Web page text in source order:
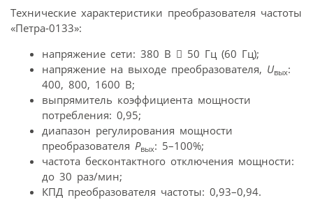
Технические характеристики преобразователя частоты
«Петра‑0133»:
напряжение сети: 380 В  50 Гц (60 Гц);
напряжение на выходе преобразователя, Uвых:
400, 800, 1600 В;
выпрямитель коэффициента мощности
потребления: 0,95;
диапазон регулирования мощности
преобразователя Pвых: 5–100%;
частота бесконтактного отключения мощности:
до 30 раз/мин;
КПД преобразователя частоты: 0,93–0,94.